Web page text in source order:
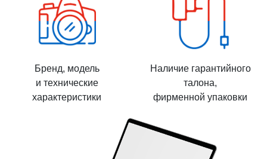
Бренд, модель
и технические
характеристики
Наличие гарантийного
талона,
фирменной упаковки